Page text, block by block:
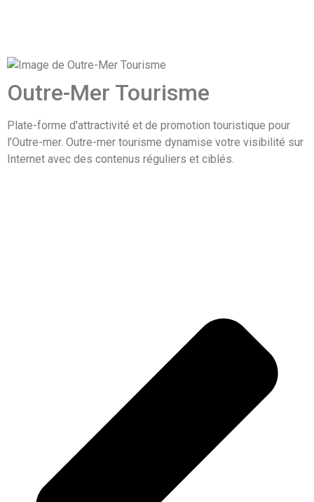
Outre-Mer Tourisme
Plate-forme d'attractivité et de promotion touristique pour
l’Outre-mer. Outre-mer tourisme dynamise votre visibilité sur
Internet avec des contenus réguliers et ciblés.